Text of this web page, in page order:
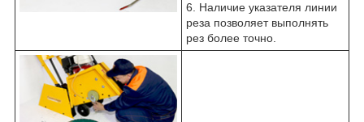
6. Наличие указателя линии
реза позволяет выполнять
рез более точно.